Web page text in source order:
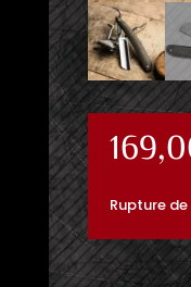
Rupture